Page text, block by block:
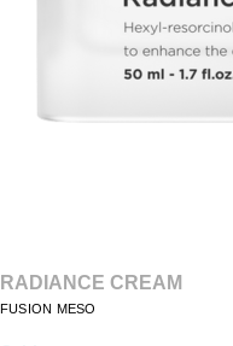
RADIANCE CREAM
FUSION MESO